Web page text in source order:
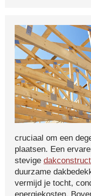
cruciaal om een
plaatsen. Een
stevige
duurzame
vermijd je tocht,
energiekosten.